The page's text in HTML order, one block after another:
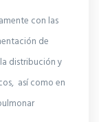
con las
de
distribución y
así como en